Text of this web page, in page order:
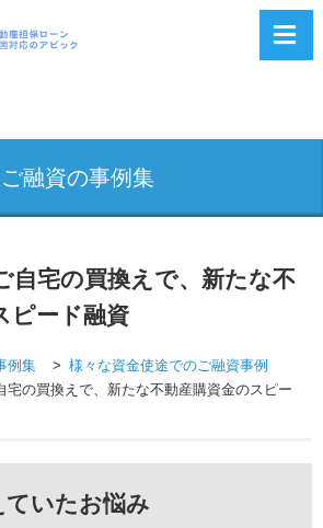
ご融資の事例集
自宅の買換えで、新たな不
ピード融資
例集
様々な資金使途でのご融資事例
宅の買換えで、新たな不動産購資金のスピー
ていたお悩み